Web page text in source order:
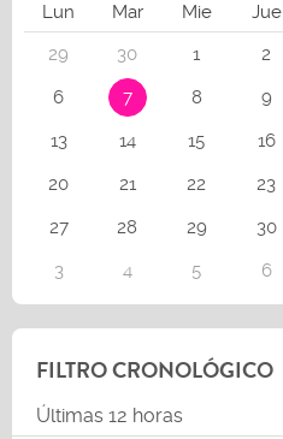
Lun Mar Mie Jue
29
30 1 2
6
7 8 9
13
14 15 16
20
21 22 23
27
28 29 30
3
4 5 6
FILTRO CRONOLÓGICO
Últimas 12 horas